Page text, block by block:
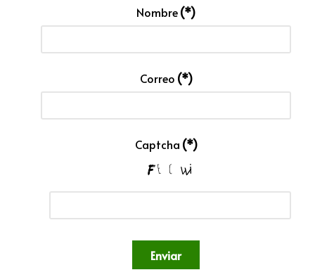
Nombre(*)
Correo (*)
Captcha (*)
Enviar